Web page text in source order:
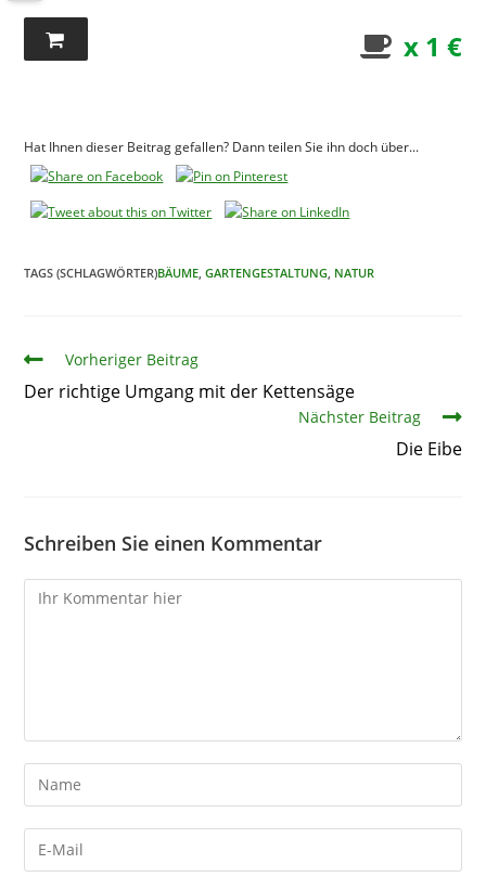
x 1 €
Hat Ihnen dieser Beitrag gefallen? Dann teilen Sie ihn doch über...
TAGS (SCHLAGWÖRTER)BÄUME GARTENGESTALTUNG NATUR
ArtikelVorheriger Beitrag
Der richtige Umgang mit der Kettensäge
Nächster Beitrag
Die Eibe
Schreiben Sie einen Kommentar
Kommentare
Gib
deinen
Namen
oder
Gib
deine